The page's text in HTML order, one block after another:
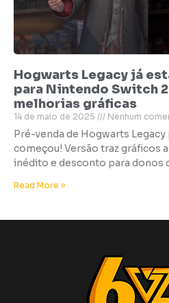
Hogwarts Legacy já
para Nintendo Switch
melhorias gráficas
14 de maio de 2025 Nenhum
Pré-venda de Hogwarts
começou! Versão traz gráficos
inédito e desconto para donos
Read More »